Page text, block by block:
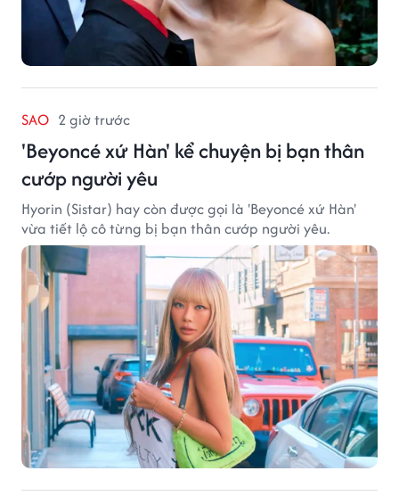
SAO 2 giờ trước
'Beyoncé xứ Hàn' kể chuyện bị bạn thân
cướp người yêu
Hyorin (Sistar) hay còn được gọi là 'Beyoncé xứ Hàn'
vừa tiết lộ cô từng bị bạn thân cướp người yêu.